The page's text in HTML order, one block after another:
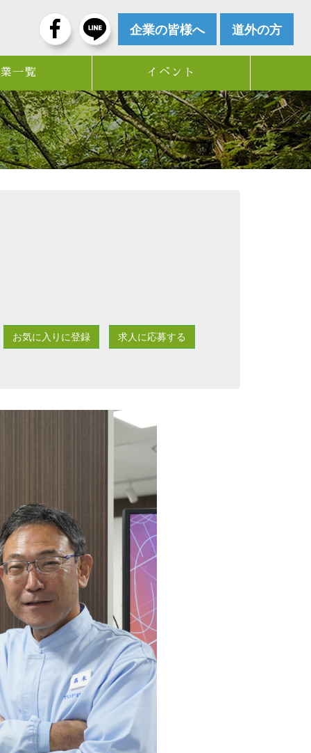
企業の皆様へ 道外の方
一覧 イベント
お気に入りに登録 求人に応募する